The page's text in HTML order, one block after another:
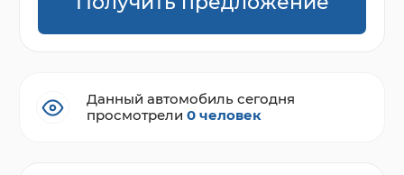
Данный автомобиль сегодня
просмотрели0 человек